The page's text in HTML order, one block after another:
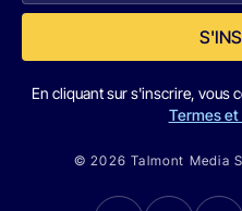
En cliquant sur s'inscrire, vous
Termes
© 2026 Talmont Media